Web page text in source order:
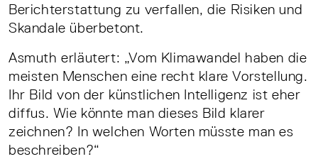
Berichterstattung zu verfallen, die Risiken und
Skandale überbetont.
Asmuth erläutert: „Vom Klimawandel haben die
meisten Menschen eine recht klare Vorstellung.
Ihr Bild von der künstlichen Intelligenz ist eher
diffus. Wie könnte man dieses Bild klarer
zeichnen? In welchen Worten müsste man es
beschreiben?“